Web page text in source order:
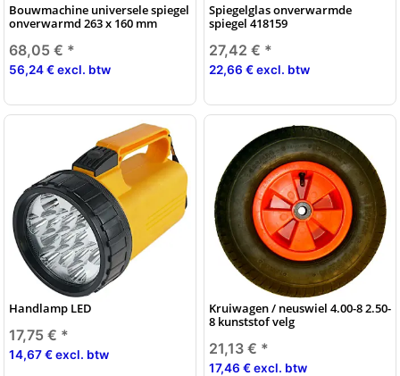
Bouwmachine universele spiegel
onverwarmd 263 x 160 mm
68,05 € *
56,24 € excl. btw
Spiegelglas onverwarmde
spiegel 418159
27,42 € *
22,66 € excl. btw
Handlamp LED
17,75 € *
14,67 € excl. btw
Kruiwagen / neuswiel 4.00-8 2.50-
8 kunststof velg
21,13 € *
17,46 € excl. btw